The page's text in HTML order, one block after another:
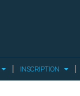
INSCRIPTION